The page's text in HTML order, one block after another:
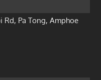
Pa Tong, Amphoe